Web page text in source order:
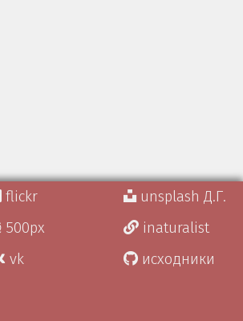
flickr
500px
vk
unsplash Д.Г.
inaturalist
исходники